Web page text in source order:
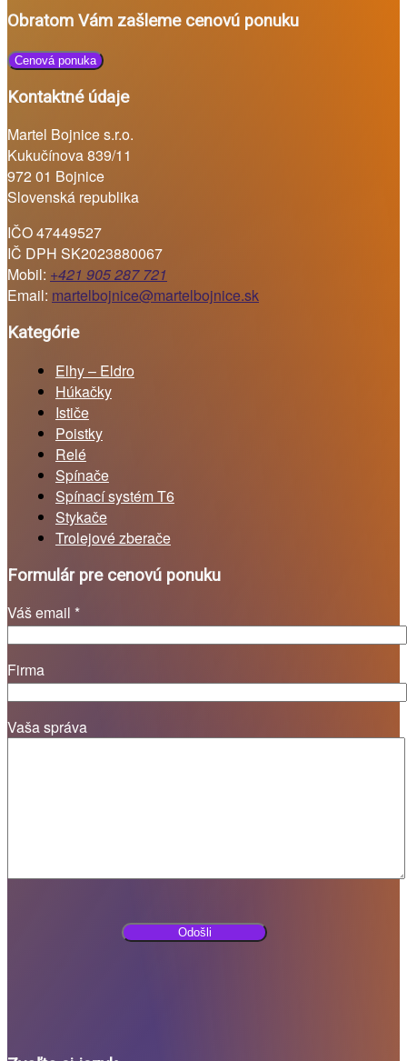
Obratom Vám zašleme cenovú ponuku
Cenová ponuka
Kontaktné údaje
Martel Bojnice s.r.o.
Kukučínova 839/11
972 01 Bojnice
Slovenská republika
IČO 47449527
IČ DPH SK2023880067
Mobil: +421 905 287 721
Email: martelbojnice@martelbojnice.sk
Kategórie
Elhy – Eldro
Húkačky
Ističe
Poistky
Relé
Spínače
Spínací systém T6
Stykače
Trolejové zberače
Formulár pre cenovú ponuku
Váš email *
Firma
Vaša správa